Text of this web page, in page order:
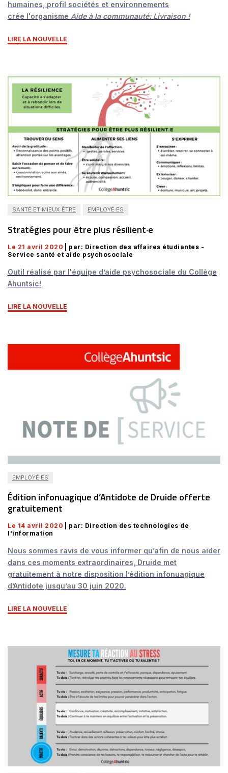
humaines, profil sociétés et environnements
crée l'organisme Aide à la communauté: Livraison !
LIRE LA NOUVELLE
SANTÉ ET MIEUX ÊTRE EMPLOYÉ·ES
Stratégies pour être plus résilient·e
Le 21 avril 2020
| par: Direction des affaires étudiantes -
Service santé et aide psychosociale
Outil réalisé par l'équipe d’aide psychosociale du Collège
Ahuntsic!
LIRE LA NOUVELLE
EMPLOYÉ·ES
Édition infonuagique d’Antidote de Druide offerte
gratuitement
Le 14 avril 2020
| par: Direction des technologies de
l'information
Nous sommes ravis de vous informer qu’afin de nous aider
dans ces moments extraordinaires, Druide met
gratuitement à notre disposition l’édition infonuagique
d’Antidote jusqu’au 30 juin 2020.
LIRE LA NOUVELLE